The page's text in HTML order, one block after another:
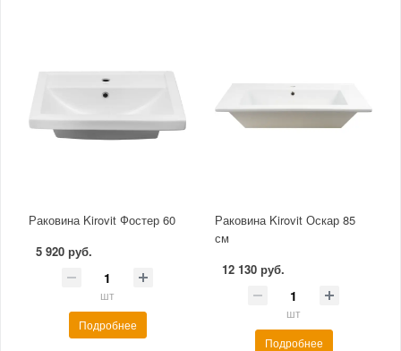
Раковина Kirovit Фостер 60
5 920 руб.
шт
Подробнее
Раковина Kirovit Оскар 85
см
12 130 руб.
шт
Подробнее